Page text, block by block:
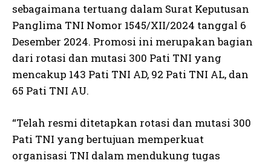
sebagaimana tertuang dalam Surat Keputusan
Panglima TNI Nomor 1545/XII/2024 tanggal 6
Desember 2024. Promosi ini merupakan bagian
dari rotasi dan mutasi 300 Pati TNI yang
mencakup 143 Pati TNI AD, 92 Pati TNI AL, dan
65 Pati TNI AU.
“Telah resmi ditetapkan rotasi dan mutasi 300
Pati TNI yang bertujuan memperkuat
organisasi TNI dalam mendukung tugas